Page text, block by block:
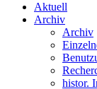
Aktuell
Archiv
Archiv
histor.